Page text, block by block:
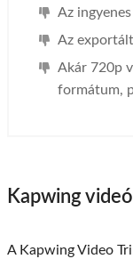
Az
Az
Akár 720p
formátum,
Kapwing
A Kapwing Video